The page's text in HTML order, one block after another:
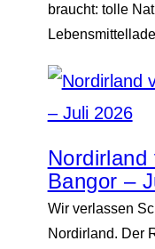
braucht: tolle
Bangor –
Wir verlassen
Nordirland. Der